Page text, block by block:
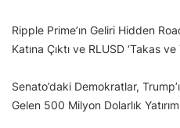
Ripple Prime’ın Geliri Hidden
Katına Çıktı ve RLUSD ‘Takas ve
Senato’daki Demokratlar,
Gelen 500 Milyon Dolarlık